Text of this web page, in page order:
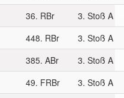
36. RBr
3. Stoß A
448. RBr
3. Stoß A
385. ABr
3. Stoß A
49. FRBr
3. Stoß A